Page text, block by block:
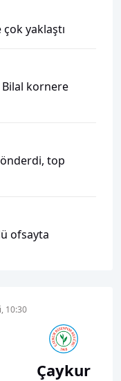
yaklaştı
kornere
top
ofsayta
10:30
Çaykur